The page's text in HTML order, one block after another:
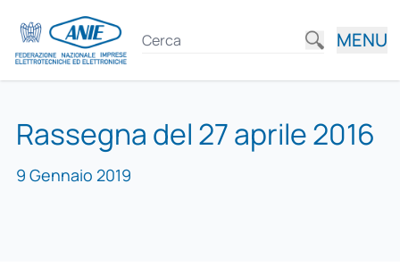
MENU
Rassegna del 27 aprile 2016
9 Gennaio 2019